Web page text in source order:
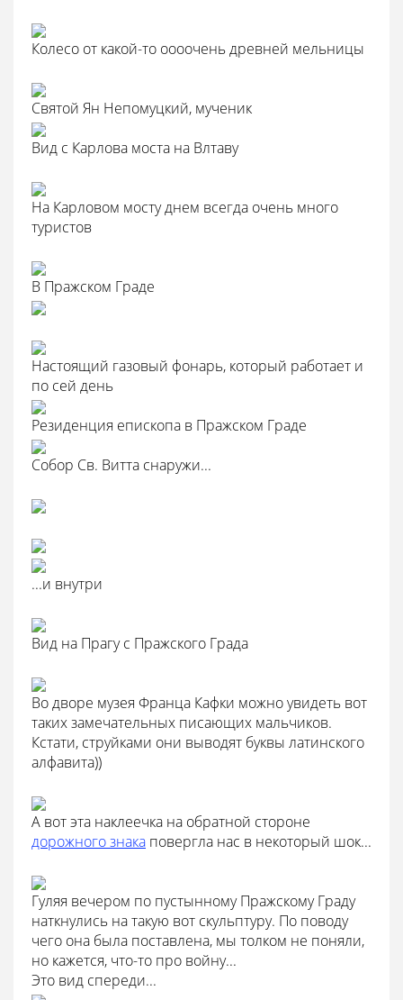
Колесо от какой-то оооочень древней мельницы
Святой Ян Непомуцкий, мученик
Вид с Карлова моста на Влтаву
На Карловом мосту днем всегда очень много
туристов
В Пражском Граде
Настоящий газовый фонарь, который работает и
по сей день
Резиденция епископа в Пражском Граде
Собор Св. Витта снаружи...
...и внутри
Вид на Прагу с Пражского Града
Во дворе музея Франца Кафки можно увидеть вот
таких замечательных писающих мальчиков.
Кстати, струйками они выводят буквы латинского
алфавита))
А вот эта наклеечка на обратной стороне
дорожного знака повергла нас в некоторый шок...
Гуляя вечером по пустынному Пражскому Граду
наткнулись на такую вот скульптуру. По поводу
чего она была поставлена, мы толком не поняли,
но кажется, что-то про войну...
Это вид спереди...